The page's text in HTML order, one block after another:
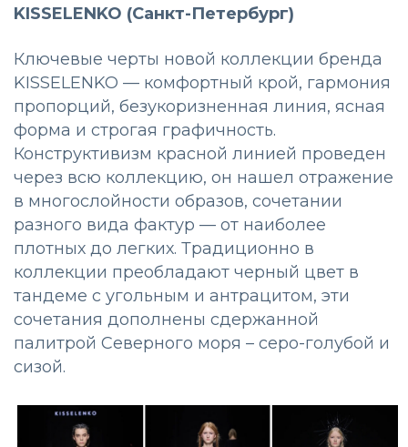
KISSELENKO (Санкт-Петербург)
Ключевые черты новой коллекции бренда
KISSELENKO — комфортный крой, гармония
пропорций, безукоризненная линия, ясная
форма и строгая графичность.
Конструктивизм красной линией проведен
через всю коллекцию, он нашел отражение
в многослойности образов, сочетании
разного вида фактур — от наиболее
плотных до легких. Традиционно в
коллекции преобладают черный цвет в
тандеме с угольным и антрацитом, эти
сочетания дополнены сдержанной
палитрой Северного моря – серо-голубой и
сизой.